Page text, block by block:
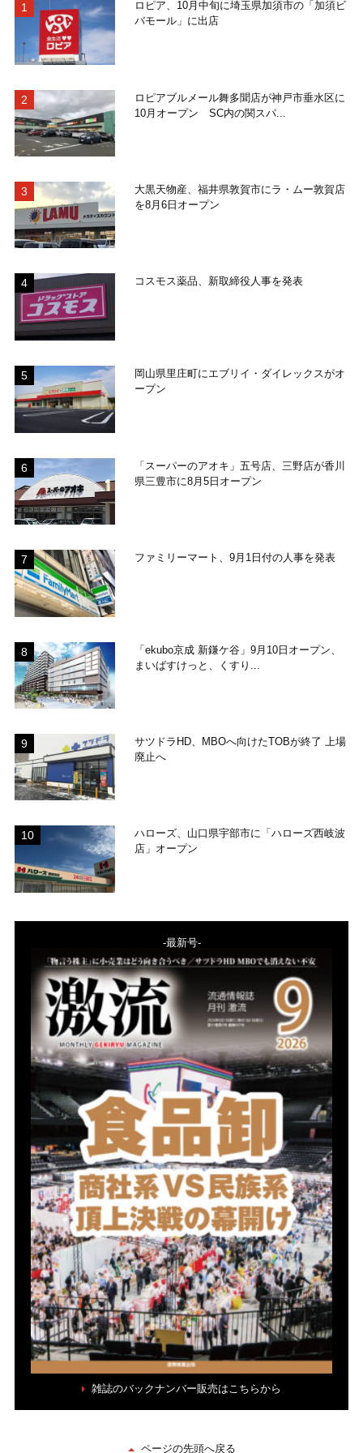
ロピア、10月中旬に埼玉県加須市の「加須ビ
バモール」に出店
ロピアブルメール舞多聞店が神戸市垂水区に
10月オープン SC内の関スパ...
大黒天物産、福井県敦賀市にラ・ムー敦賀店
を8月6日オープン
コスモス薬品、新取締役人事を発表
岡山県里庄町にエブリイ・ダイレックスがオ
ープン
「スーパーのアオキ」五号店、三野店が香川
県三豊市に8月5日オープン
ファミリーマート、9月1日付の人事を発表
「ekubo京成 新鎌ケ谷」9月10日オープン、
まいばすけっと、くすり...
サツドラHD、MBOへ向けたTOBが終了 上場
廃止へ
ハローズ、山口県宇部市に「ハローズ西岐波
店」オープン
-最新号-
雑誌のバックナンバー販売はこちらから
ページの先頭へ戻る